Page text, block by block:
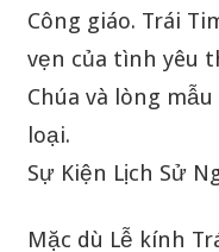
Công giáo. Trái
vẹn của tình yêu
Chúa và lòng
loại.
Sự Kiện Lịch Sử
Mặc dù Lễ kính